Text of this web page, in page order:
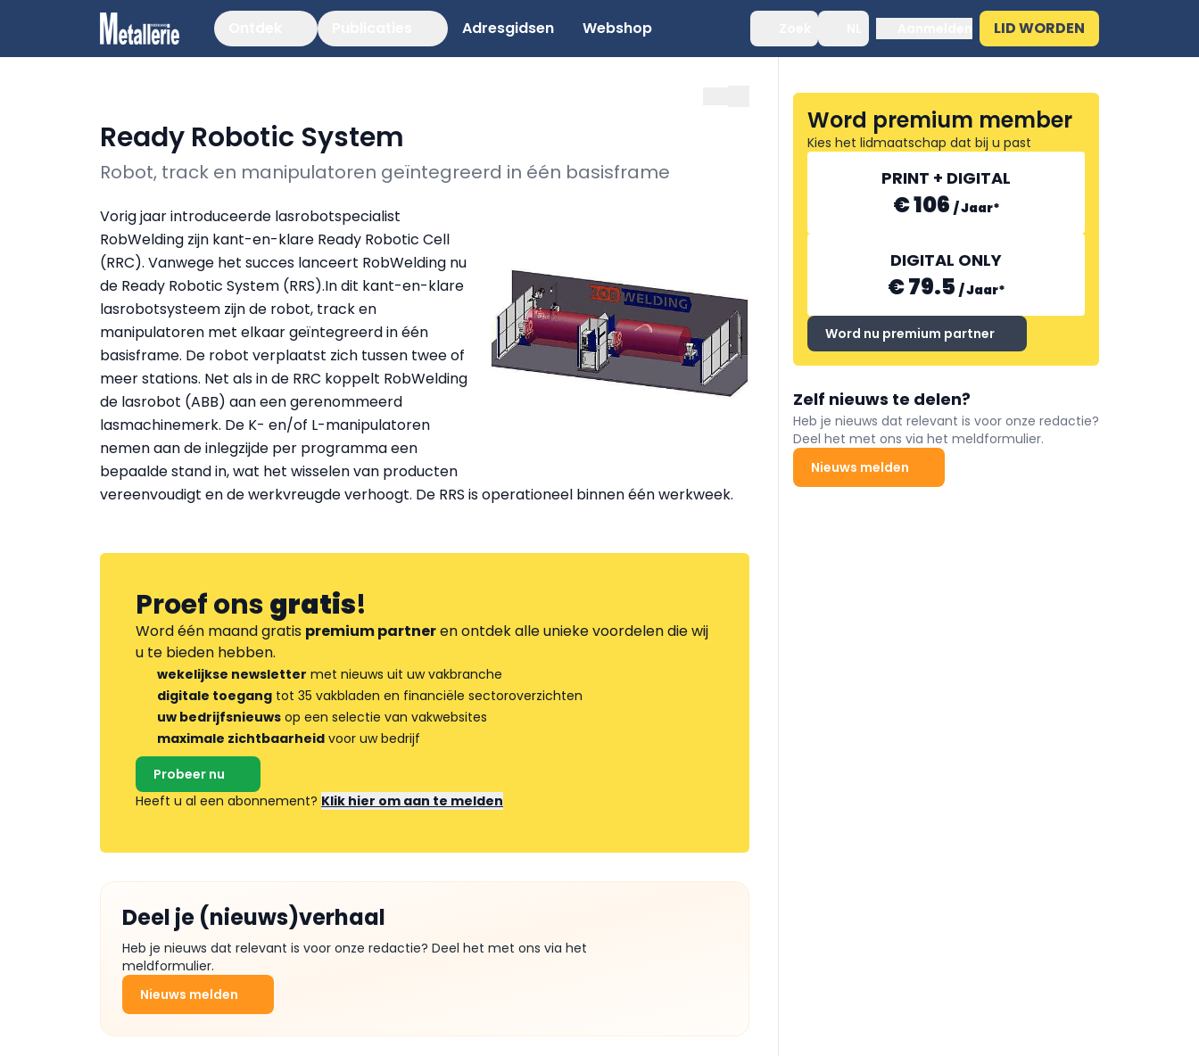
Adresgidsen Webshop LID WORDEN
Ready Robotic System
Robot, track en manipulatoren geïntegreerd in één basisframe
Vorig jaar introduceerde lasrobotspecialist
RobWelding zijn kant-en-klare Ready Robotic Cell
(RRC). Vanwege het succes lanceert RobWelding nu
de Ready Robotic System (RRS).In dit kant-en-klare
lasrobotsysteem zijn de robot, track en
manipulatoren met elkaar geïntegreerd in één
basisframe. De robot verplaatst zich tussen twee of
meer stations. Net als in de RRC koppelt RobWelding
de lasrobot (ABB) aan een gerenommeerd
lasmachinemerk. De K- en/of L-manipulatoren
nemen aan de inlegzijde per programma een
bepaalde stand in, wat het wisselen van producten
vereenvoudigt en de werkvreugde verhoogt. De RRS is operationeel binnen één werkweek.
Proef onsgratis!
Word één maand gratis premium partneren ontdek alle unieke voordelen die wij
u te bieden hebben.
wekelijkse newsletter met nieuws uit uw vakbranche
digitale toegang tot 35 vakbladen en financiële sectoroverzichten
uw bedrijfsnieuws op een selectie van vakwebsites
maximale zichtbaarheid voor uw bedrijf
Probeer nu
Heeft u al een abonnement? Klik hier om aan te melden
Deel je (nieuws)verhaal
Heb je nieuws dat relevant is voor onze redactie? Deel het met ons via het
meldformulier.
Nieuws melden
Word premium member
Kies het lidmaatschap dat bij u past
PRINT + DIGITAL
€ 106 /Jaar*
DIGITAL ONLY
€ 79.5 /Jaar*
Word nu premium partner
Zelf nieuws te delen?
Heb je nieuws dat relevant is voor onze redactie?
Deel het met ons via het meldformulier.
Nieuws melden